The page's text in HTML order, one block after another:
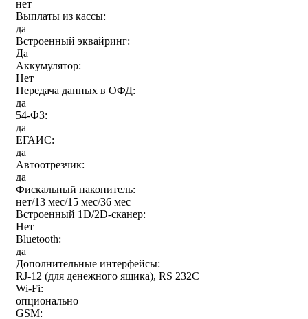
нет
Выплаты из кассы:
да
Встроенный эквайринг:
Да
Аккумулятор:
Нет
Передача данных в ОФД:
да
54-ФЗ:
да
ЕГАИС:
да
Автоотрезчик:
да
Фискальный накопитель:
нет/13 мес/15 мес/36 мес
Встроенный 1D/2D-сканер:
Нет
Bluetooth:
да
Дополнительные интерфейсы:
RJ-12 (для денежного ящика), RS 232C
Wi-Fi:
опционально
GSM: